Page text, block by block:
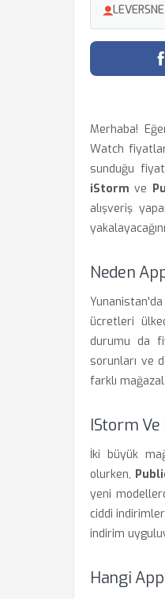
Merhaba!
Watch
sunduğu
iStorm ve
alışveriş
Neden
ücretleri
durumu da
sorunları ve
farklı
IStorm Ve
İki büyük
olurken,
yeni
ciddi
indirim
Hangi